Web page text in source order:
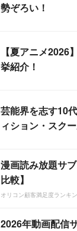
勢ぞろい！
【夏アニメ2026
挙紹介！
芸能界を志す10
ィション・スク
漫画読み放題サ
比較】
オリコン顧客満足度ランキ
2026年動画配信